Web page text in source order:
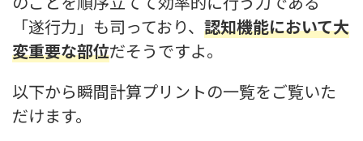
「遂行力」も司っており、 認知機能において大
変重要な部位だそうですよ。
以下から瞬間計算プリントの一覧をご覧いた
だけます。